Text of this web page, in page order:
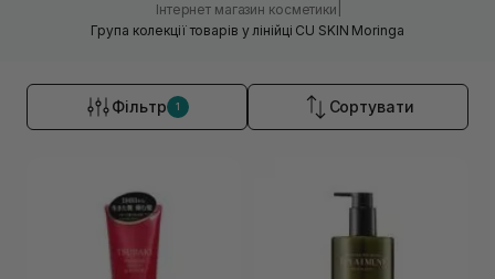
Інтернет магазин косметики
Група колекції товарів у лінійці CU SKIN Moringa
Фільтр 1 Сортувати